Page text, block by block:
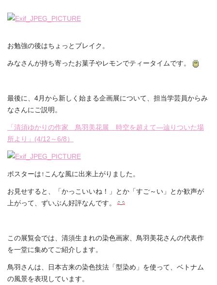
お勉強の後はちょっとブレイク。
みなさんが持ち寄ったお菓子やレモンでティータイムです。
最後に、4月から新しく始まる企画展について、担当学芸員からみ
なさんにご説明。
「清須ゆかりの作家 鳥羽美花展 時空を超えて―辿りついた場
所より」(4/12～6/8）
ポスターは↑こんな風に出来上がりました。
お見せすると、「かっこいいね！」とか「すご～い」とか歓声が
上がって、ずいぶん好評なんです。
この展覧会では、清須生まれの染色画家、鳥羽美花さんの代表作
を一堂に集めてご紹介します。
鳥羽さんは、日本古来の染色技法「型染め」を使って、ベトナム
の風景を表現しています。